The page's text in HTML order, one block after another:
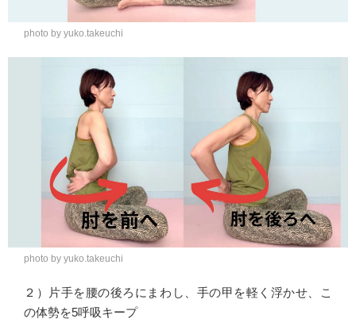
photo by yuko.takeuchi
photo by yuko.takeuchi
２）片手を腰の後ろにまわし、手の甲を軽く浮かせ、こ
の体勢を5呼吸キープ